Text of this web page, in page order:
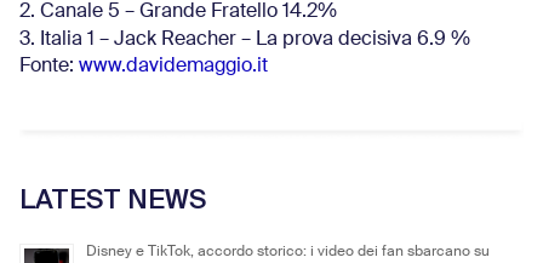
2. Canale 5 – Grande Fratello 14.2%
3. Italia 1 – Jack Reacher – La prova decisiva 6.9 %
Fonte: www.davidemaggio.it
LATEST NEWS
Disney e TikTok, accordo storico: i video dei fan sbarcano su